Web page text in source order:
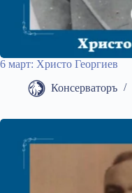
6 март: Христо Георгиев
Консерваторъ